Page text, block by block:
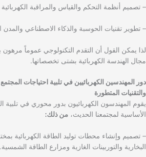
– تصميم أنظمة التحكم والقياس والمراقبة الكهربائية
– تطوير تقنيات الحوسبة والذكاء الاصطناعي والمدن
لذا يمكن القول أن التقدم التكنولوجي عموماً مرهون
مجال الهندسة الكهربائية بشتى تخصصاتها.
دور المهندسين الكهربائيين في تلبية احتياجات
والتقنيات المتطورة
يقوم المهندسون الكهربائيون بدور محوري في تلبية
الأساسية لمجتمعنا الحديث، من ذلك:
– تصميم وإنشاء محطات توليد الطاقة الكهربائية
البخارية والتوربينات الغازية ومزارع الطاقة الشمسية.